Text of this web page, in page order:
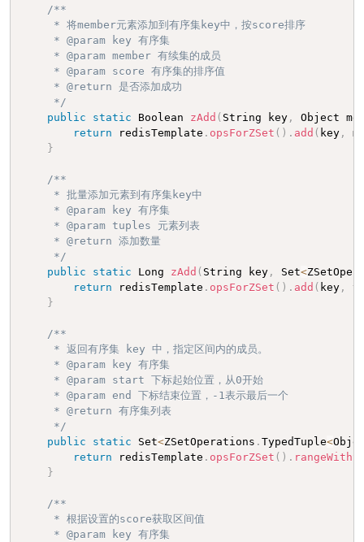
/**
     * 将member元素添加到有序集key中，按score排序
     * @param key 有序集
     * @param member 有续集的成员
     * @param score 有序集的排序值
     * @return 是否添加成功
     */
public
static Boolean zAdd ( String key,
Object
return redisTemplate . opsForZSet ( ) . add ( key,
}
/**
     * 批量添加元素到有序集key中
     * @param key 有序集
     * @param tuples 元素列表
     * @return 添加数量
     */
public
static Long zAdd ( String key, Set<
return redisTemplate . opsForZSet ( ) . add ( key,
}
/**
     * 返回有序集 key 中，指定区间内的成员。
     * @param key 有序集
     * @param start 下标起始位置，从0开始
     * @param end 下标结束位置，-1表示最后一个
     * @return 有序集列表
     */
public
static Set<ZSetOperations . TypedTuple<
return redisTemplate . opsForZSet ( ) .
}
/**
     * 根据设置的score获取区间值
     * @param key 有序集